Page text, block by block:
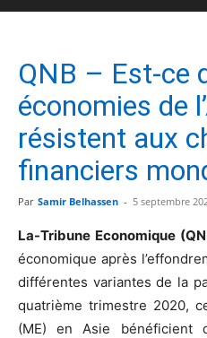
QNB – Est-ce
économies de
résistent aux
financiers
Par Samir Belhassen - 5 septembre
La-Tribune Economique
économique après
différentes variantes de la
quatrième trimestre 2020,
(ME) en Asie bénéficient